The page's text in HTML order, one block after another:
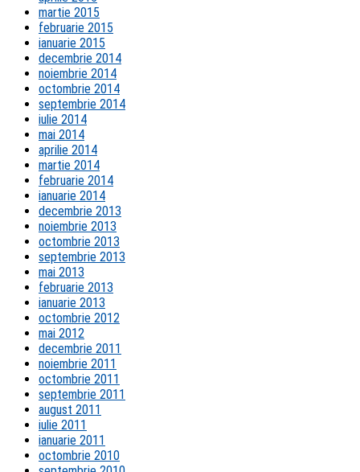
martie 2015
februarie 2015
ianuarie 2015
decembrie 2014
noiembrie 2014
octombrie 2014
septembrie 2014
iulie 2014
mai 2014
aprilie 2014
martie 2014
februarie 2014
ianuarie 2014
decembrie 2013
noiembrie 2013
octombrie 2013
septembrie 2013
mai 2013
februarie 2013
ianuarie 2013
octombrie 2012
mai 2012
decembrie 2011
noiembrie 2011
octombrie 2011
septembrie 2011
august 2011
iulie 2011
ianuarie 2011
octombrie 2010